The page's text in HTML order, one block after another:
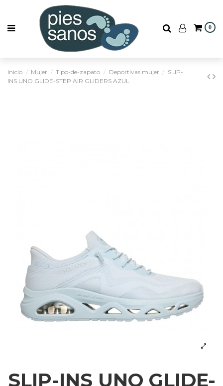
0
Inicio Mujer Tipo-de-zapato Deportivas mujer
SLIP-
INS UNO GLIDE-STEP AIR GLIDERS AZUL
SLIP-INS UNO GLIDE-